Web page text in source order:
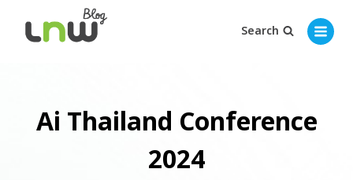
Search
Ai Thailand Conference
2024